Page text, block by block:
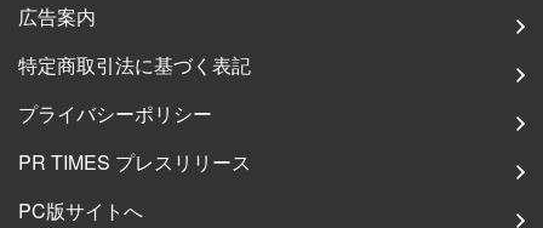
広告案内
特定商取引法に基づく表記
プライバシーポリシー
PR TIMES プレスリリース
PC版サイトへ